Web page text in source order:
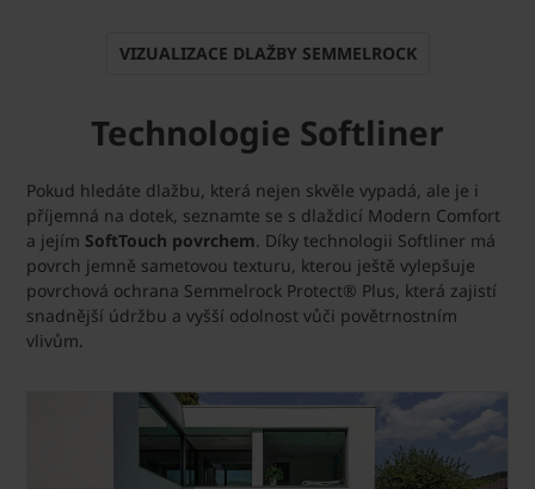
VIZUALIZACE DLAŽBY SEMMELROCK
Technologie Softliner
Pokud hledáte dlažbu, která nejen skvěle vypadá, ale je i
příjemná na dotek, seznamte se s dlaždicí Modern Comfort
a jejím SoftTouch povrchem. Díky technologii Softliner má
povrch jemně sametovou texturu, kterou ještě vylepšuje
povrchová ochrana Semmelrock Protect® Plus, která zajistí
snadnější údržbu a vyšší odolnost vůči povětrnostním
vlivům.